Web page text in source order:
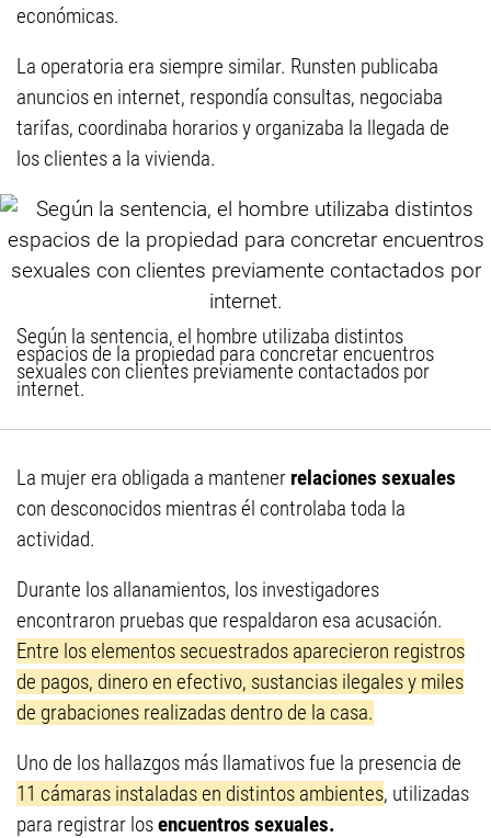
económicas.
La operatoria era siempre similar. Runsten publicaba
anuncios en internet, respondía consultas, negociaba
tarifas, coordinaba horarios y organizaba la llegada de
los clientes a la vivienda.
Según la sentencia, el hombre utilizaba distintos
espacios de la propiedad para concretar encuentros
sexuales con clientes previamente contactados por
internet.
La mujer era obligada a mantener relaciones sexuales
con desconocidos mientras él controlaba toda la
actividad.
Durante los allanamientos, los investigadores
encontraron pruebas que respaldaron esa acusación.
Entre los elementos secuestrados aparecieron registros
de pagos, dinero en efectivo, sustancias ilegales y miles
de grabaciones realizadas dentro de la casa.
Uno de los hallazgos más llamativos fue la presencia de
11 cámaras instaladas en distintos ambientes, utilizadas
para registrar losencuentros sexuales.